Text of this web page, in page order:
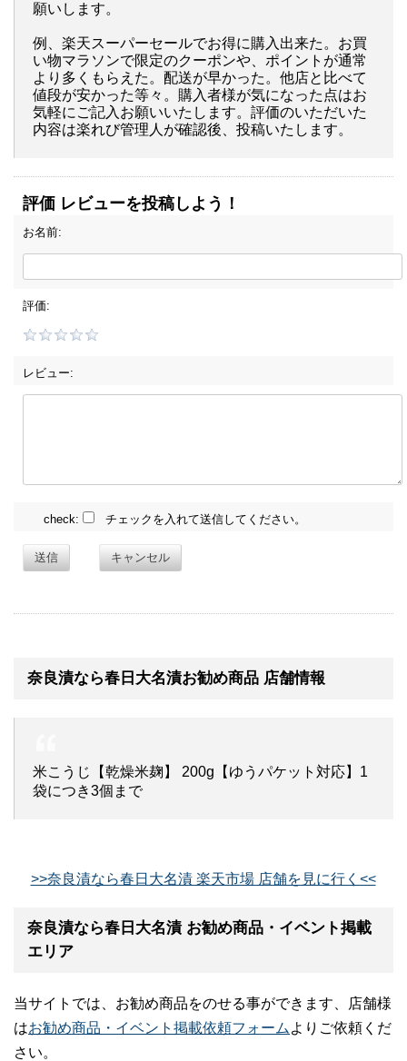
願いします。
例、楽天スーパーセールでお得に購入出来た。お買
い物マラソンで限定のクーポンや、ポイントが通常
より多くもらえた。配送が早かった。他店と比べて
値段が安かった等々。購入者様が気になった点はお
気軽にご記入お願いいたします。評価のいただいた
内容は楽れび管理人が確認後、投稿いたします。
評価 レビューを投稿しよう！
お名前:
評価:
レビュー:
check: チェックを入れて送信してください。
送信 キャンセル
奈良漬なら春日大名漬お勧め商品 店舗情報
米こうじ【乾燥米麹】 200g【ゆうパケット対応】1
袋につき3個まで
>>奈良漬なら春日大名漬 楽天市場 店舗を見に行く<<
奈良漬なら春日大名漬 お勧め商品・イベント掲載
エリア
当サイトでは、お勧め商品をのせる事ができます、店舗様
はお勧め商品・イベント掲載依頼フォーム よりご依頼くだ
さい。